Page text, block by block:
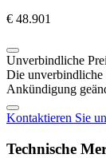
€ 48.901
Unverbindliche
Die unverbindliche
Ankündigung
Kontaktieren Sie
Technische